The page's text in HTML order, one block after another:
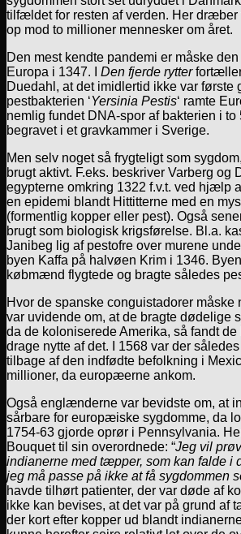
tilfældet for resten af verden. Her dræber
op mod to millioner mennesker om året.
Den mest kendte pandemi er måske
Europa i 1347. I Den fjerde rytterfortæller
Duedahl, at det imidlertid ikke var første
pestbakterien ‘Yersinia Pestis‘ ramte
nemlig fundet DNA-spor af bakterien i to
begravet i et gravkammer i Sverige.
Men selv noget så frygteligt som
brugt aktivt. F.eks. beskriver Varberg og
egypterne omkring 1322 f.v.t. ved hjælp
en epidemi blandt Hittitterne med en
(formentlig kopper eller pest). Også
brugt som biologisk krigsførelse. Bl.a.
Janibeg lig af pestofre over murene
byen Kaffa på halvøen Krim i 1346.
købmænd flygtede og bragte således
Hvor de spanske conguistadorer måske
var uvidende om, at de bragte dødelige
da de koloniserede Amerika, så fandt de
drage nytte af det. I 1568 var der
tilbage af den indfødte befolkning i
millioner, da europæerne ankom.
Også englænderne var bevidste om, at
sårbare for europæiske sygdomme, da
1754-63 gjorde oprør i Pennsylvania.
Bouquet til sin overordnede: “Jeg vil
indianerne med tæpper, som kan falde i
jeg må passe på ikke at få sygdommen
havde tilhørt patienter, der var døde af
ikke kan bevises, at det var på grund af
der kort efter kopper ud blandt